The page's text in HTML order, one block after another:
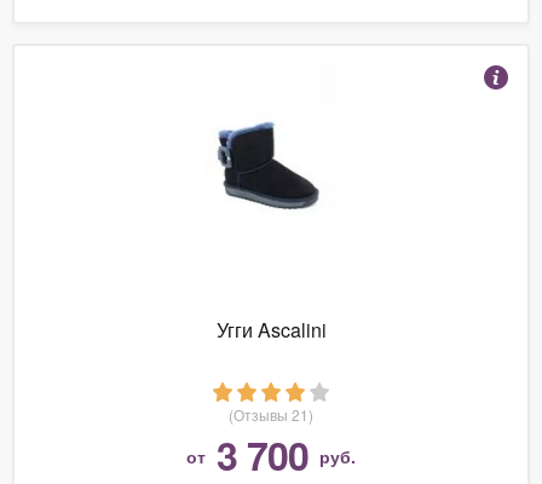
Угги Ascalini
(Отзывы 21)
от 3 700 руб.